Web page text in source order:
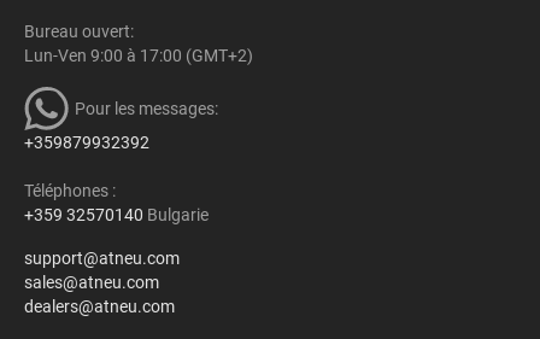
Bureau ouvert:
Lun-Ven 9:00 à 17:00 (GMT+2)
Pour les messages:
+359879932392
Téléphones :
+359 32570140 Bulgarie
support@atneu.com
sales@atneu.com
dealers@atneu.com